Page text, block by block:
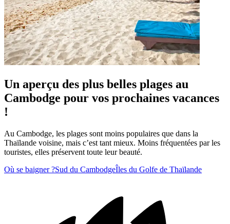
Un aperçu des plus belles plages au
Cambodge pour vos prochaines vacances
!
Au Cambodge, les plages sont moins populaires que dans la
Thaïlande voisine, mais c’est tant mieux. Moins fréquentées par les
touristes, elles préservent toute leur beauté.
Où se baigner ?Sud du CambodgeÎles du Golfe de Thaïlande